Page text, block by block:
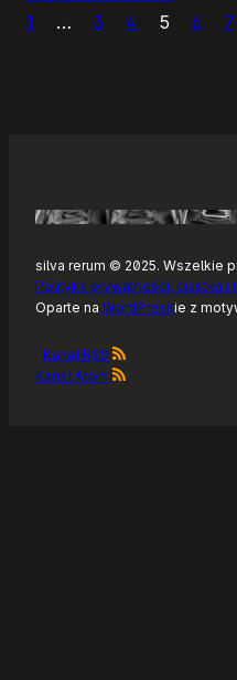
Sly,
1
… 3 4 5 6 7
silva rerum © 2025. Wszelkie
Polityka prywatności, ciastka i
Oparte na WordPressie z
Kanał RSS
Kanał Atom